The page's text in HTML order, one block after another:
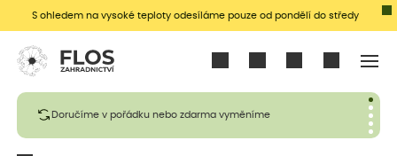
S ohledem na vysoké teploty odesíláme pouze od pondělí do středy
Doručíme v pořádku nebo zdarma vyměníme